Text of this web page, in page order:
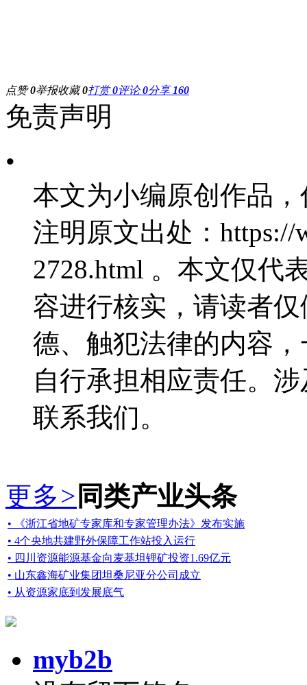
点赞0举报收藏0打赏0评论0分享 160
免责声明
•
本文为小编原创作品
注明原文出处：https://
2728.html 。本文仅代
容进行核实，请读者
德、触犯法律的内容
自行承担相应责任。
联系我们。
更多> 同类产业头条
• 《浙江省地矿专家库和专家管理办法》发布实施
• 4个央地共建野外保障工作站投入运行
• 四川资源能源基金向麦基坦锂矿投资1.69亿元
• 山东鑫海矿业集团坦桑尼亚分公司成立
• 从资源家底到发展底气
myb2b